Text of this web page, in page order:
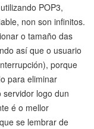
POP3,
non son infinitos.
o tamaño das
así que o usuario
porque
para eliminar
logo dun
é o mellor
se lembrar de